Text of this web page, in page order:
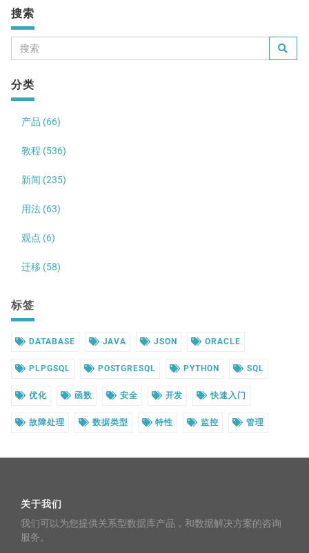
搜索
分类
产品 (66)
教程 (536)
新闻 (235)
用法 (63)
观点 (6)
迁移 (58)
标签
DATABASE JAVA JSON ORACLE
PLPGSQL POSTGRESQL PYTHON SQL
优化 函数 安全 开发 快速入门
故障处理 数据类型 特性 监控 管理
关于我们
我们可以为您提供关系型数据库产品，和数据解决方案的咨询
服务。